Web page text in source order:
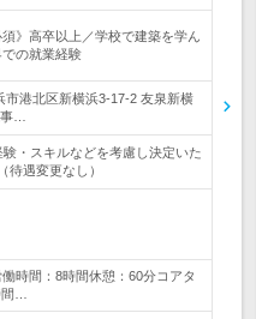
》高卒以上／学校で建築を学ん
の就業経験
市港北区新横浜3-17-2 友泉新横
…
・スキルなどを考慮し決定いた
遇変更なし）
時間：8時間休憩：60分コアタ
…